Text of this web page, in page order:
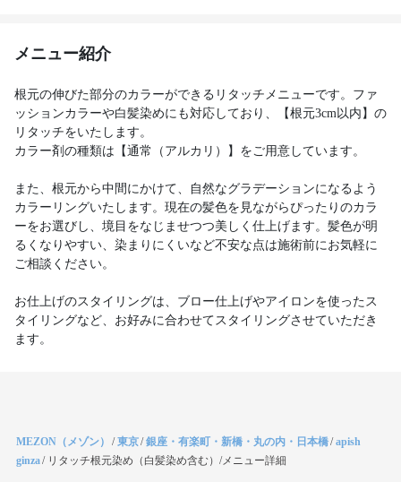
メニュー紹介
根元の伸びた部分のカラーができるリタッチメニューです。ファ
ッションカラーや白髪染めにも対応しており、【根元3cm以内】の
リタッチをいたします。
カラー剤の種類は【通常（アルカリ）】をご用意しています。
また、根元から中間にかけて、自然なグラデーションになるよう
カラーリングいたします。現在の髪色を見ながらぴったりのカラ
ーをお選びし、境目をなじませつつ美しく仕上げます。髪色が明
るくなりやすい、染まりにくいなど不安な点は施術前にお気軽に
ご相談ください。
お仕上げのスタイリングは、ブロー仕上げやアイロンを使ったス
タイリングなど、お好みに合わせてスタイリングさせていただき
ます。
MEZON（メゾン） /東京/銀座・有楽町・新橋・丸の内・日本橋/apish
ginza/ リタッチ根元染め（白髪染め含む）/メニュー詳細